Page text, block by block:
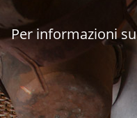
Per informazioni